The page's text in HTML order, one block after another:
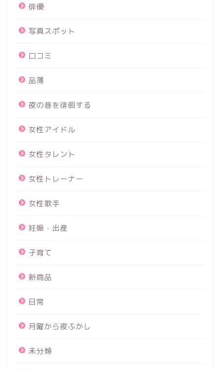
俳優
写真スポット
口コミ
品薄
夜の巷を徘徊する
女性アイドル
女性タレント
女性トレーナー
女性歌手
妊娠・出産
子育て
新商品
日常
月曜から夜ふかし
未分類